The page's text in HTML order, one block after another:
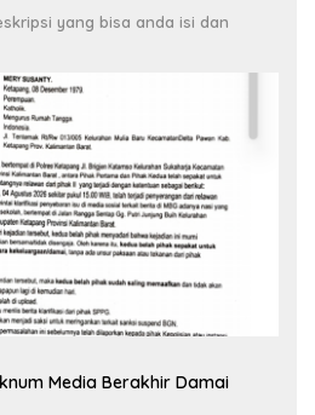
yang bisa anda isi dan
Media Berakhir Damai